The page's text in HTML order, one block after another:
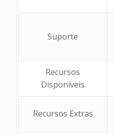
Suporte
Recursos
Disponíveis
Recursos Extras